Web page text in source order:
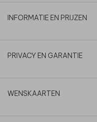
INFORMATIE EN PRIJZEN
PRIVACY EN GARANTIE
WENSKAARTEN